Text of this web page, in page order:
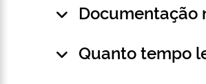
Documentação
Quanto tempo